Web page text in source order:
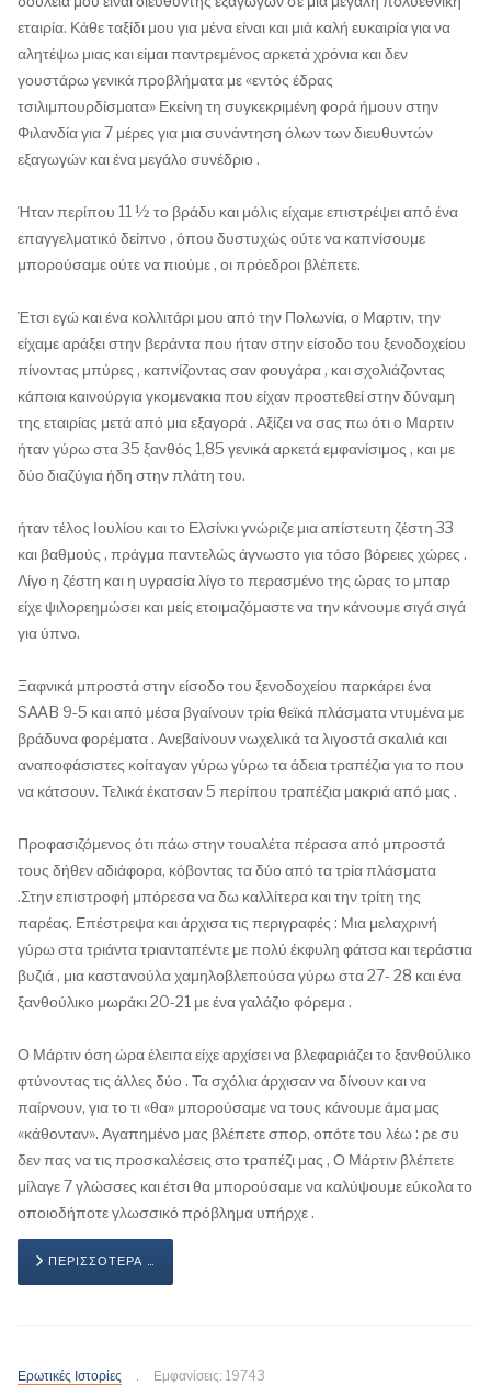
εταιρία. Κάθε ταξίδι μου για μένα είναι και μιά καλή ευκαιρία για να
αλητέψω μιας και είμαι παντρεμένος αρκετά χρόνια και δεν
γουστάρω γενικά προβλήματα με «εντός έδρας
τσιλιμπουρδίσματα» Εκείνη τη συγκεκριμένη φορά ήμουν στην
Φιλανδία για 7 μέρες για μια συνάντηση όλων των διευθυντών
εξαγωγών και ένα μεγάλο συνέδριο .
Ήταν περίπου 11 ½ το βράδυ και μόλις είχαμε επιστρέψει από ένα
επαγγελματικό δείπνο , όπου δυστυχώς ούτε να καπνίσουμε
μπορούσαμε ούτε να πιούμε , οι πρόεδροι βλέπετε.
Έτσι εγώ και ένα κολλιτάρι μου από την Πολωνία, ο Μαρτιν, την
είχαμε αράξει στην βεράντα που ήταν στην είσοδο του ξενοδοχείου
πίνοντας μπύρες , καπνίζοντας σαν φουγάρα , και σχολιάζοντας
κάποια καινούργια γκομενακια που είχαν προστεθεί στην δύναμη
της εταιρίας μετά από μια εξαγορά . Αξίζει να σας πω ότι ο Μαρτιν
ήταν γύρω στα 35 ξανθός 1,85 γενικά αρκετά εμφανίσιμος , και με
δύο διαζύγια ήδη στην πλάτη του.
ήταν τέλος Ιουλίου και το Ελσίνκι γνώριζε μια απίστευτη ζέστη 33
και βαθμούς , πράγμα παντελώς άγνωστο για τόσο βόρειες χώρες .
Λίγο η ζέστη και η υγρασία λίγο το περασμένο της ώρας το μπαρ
είχε ψιλορεημώσει και μείς ετοιμαζόμαστε να την κάνουμε σιγά σιγά
για ύπνο.
Ξαφνικά μπροστά στην είσοδο του ξενοδοχείου παρκάρει ένα
SAAB 9-5 και από μέσα βγαίνουν τρία θεϊκά πλάσματα ντυμένα με
βράδυνα φορέματα . Ανεβαίνουν νωχελικά τα λιγοστά σκαλιά και
αναποφάσιστες κοίταγαν γύρω γύρω τα άδεια τραπέζια για το που
να κάτσουν. Τελικά έκατσαν 5 περίπου τραπέζια μακριά από μας .
Προφασιζόμενος ότι πάω στην τουαλέτα πέρασα από μπροστά
τους δήθεν αδιάφορα, κόβοντας τα δύο από τα τρία πλάσματα
.Στην επιστροφή μπόρεσα να δω καλλίτερα και την τρίτη της
παρέας. Επέστρεψα και άρχισα τις περιγραφές : Μια μελαχρινή
γύρω στα τριάντα τριανταπέντε με πολύ έκφυλη φάτσα και τεράστια
βυζιά , μια καστανούλα χαμηλοβλεπούσα γύρω στα 27- 28 και ένα
ξανθούλικο μωράκι 20-21 με ένα γαλάζιο φόρεμα .
Ο Μάρτιν όση ώρα έλειπα είχε αρχίσει να βλεφαριάζει το ξανθούλικο
φτύνοντας τις άλλες δύο . Τα σχόλια άρχισαν να δίνουν και να
παίρνουν, για το τι «θα» μπορούσαμε να τους κάνουμε άμα μας
«κάθονταν». Αγαπημένο μας βλέπετε σπορ, οπότε του λέω : ρε συ
δεν πας να τις προσκαλέσεις στο τραπέζι μας , Ο Μάρτιν βλέπετε
μίλαγε 7 γλώσσες και έτσι θα μπορούσαμε να καλύψουμε εύκολα το
οποιοδήποτε γλωσσικό πρόβλημα υπήρχε .
ΠΕΡΙΣΣΌΤΕΡΑ …
Ερωτικές Ιστορίες Εμφανίσεις: 19743